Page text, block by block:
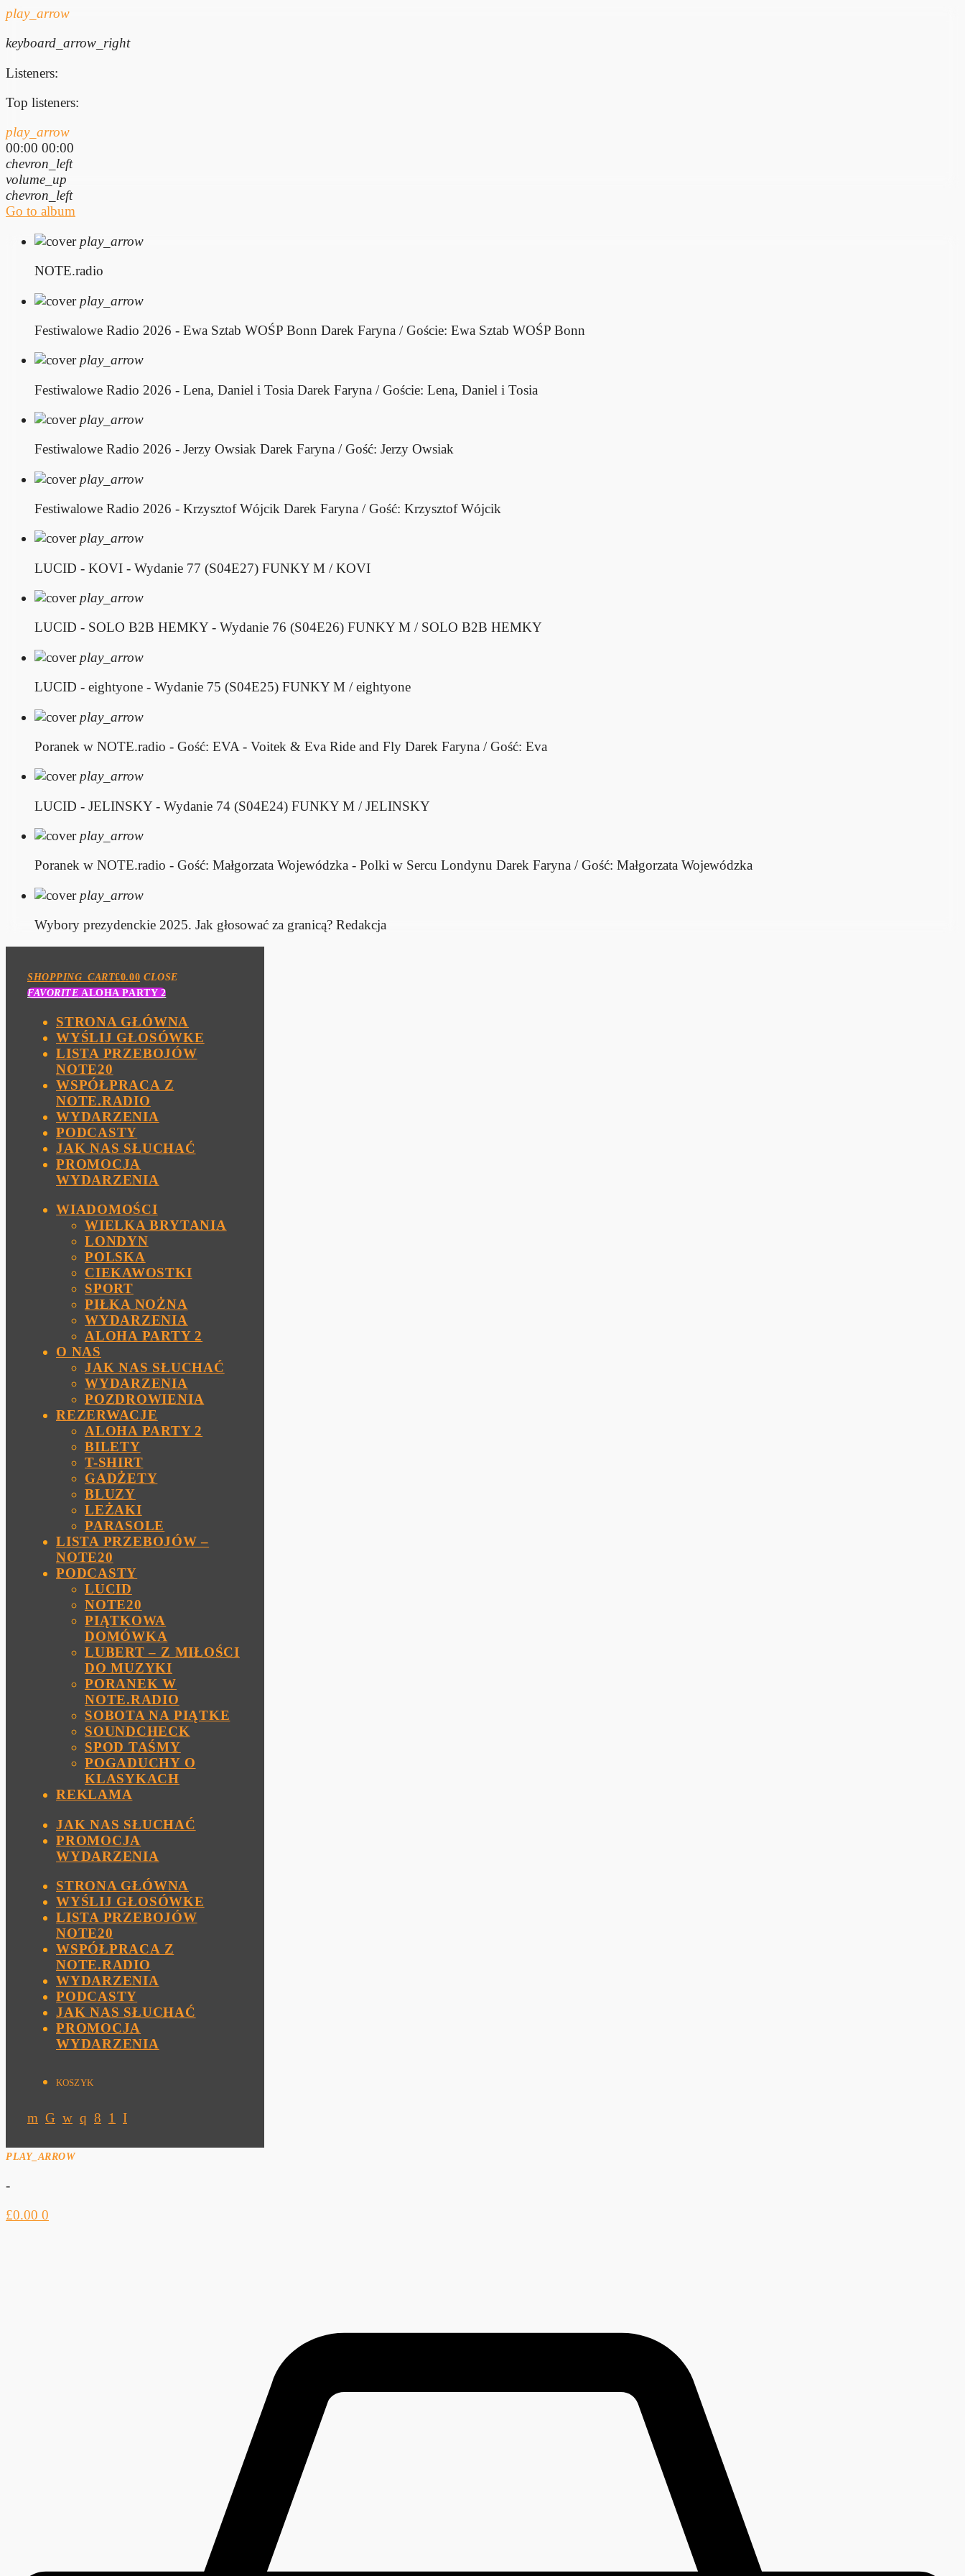
play_arrow
keyboard_arrow_right
Listeners:
Top listeners:
play_arrow
00:00 00:00
chevron_left
volume_up
chevron_left
Go to album
play_arrow
NOTE.radio
play_arrow
Festiwalowe Radio 2026 - Ewa Sztab WOŚP Bonn Darek Faryna / Goście: Ewa Sztab WOŚP Bonn
play_arrow
Festiwalowe Radio 2026 - Lena, Daniel i Tosia Darek Faryna / Goście: Lena, Daniel i Tosia
play_arrow
Festiwalowe Radio 2026 - Jerzy Owsiak Darek Faryna / Gość: Jerzy Owsiak
play_arrow
Festiwalowe Radio 2026 - Krzysztof Wójcik Darek Faryna / Gość: Krzysztof Wójcik
play_arrow
LUCID - KOVI - Wydanie 77 (S04E27) FUNKY M / KOVI
play_arrow
LUCID - SOLO B2B HEMKY - Wydanie 76 (S04E26) FUNKY M / SOLO B2B HEMKY
play_arrow
LUCID - eightyone - Wydanie 75 (S04E25) FUNKY M / eightyone
play_arrow
Poranek w NOTE.radio - Gość: EVA - Voitek & Eva Ride and Fly Darek Faryna / Gość: Eva
play_arrow
LUCID - JELINSKY - Wydanie 74 (S04E24) FUNKY M / JELINSKY
play_arrow
Poranek w NOTE.radio - Gość: Małgorzata Wojewódzka - Polki w Sercu Londynu Darek Faryna / Gość: Małgorzata Wojewódzka
play_arrow
Wybory prezydenckie 2025. Jak głosować za granicą? Redakcja
SHOPPING_CART£0.00 CLOSE
FAVORITE ALOHA PARTY 2
STRONA GŁÓWNA
WYŚLIJ GŁOSÓWKE
LISTA PRZEBOJÓW
NOTE20
WSPÓŁPRACA Z
NOTE.RADIO
WYDARZENIA
PODCASTY
JAK NAS SŁUCHAĆ
PROMOCJA
WYDARZENIA
WIADOMOŚCI
WIELKA BRYTANIA
LONDYN
POLSKA
CIEKAWOSTKI
SPORT
PIŁKA NOŻNA
WYDARZENIA
ALOHA PARTY 2
O NAS
JAK NAS SŁUCHAĆ
WYDARZENIA
POZDROWIENIA
REZERWACJE
ALOHA PARTY 2
BILETY
T-SHIRT
GADŻETY
BLUZY
LEŻAKI
PARASOLE
LISTA PRZEBOJÓW –
NOTE20
PODCASTY
LUCID
NOTE20
PIĄTKOWA
DOMÓWKA
LUBERT – Z MIŁOŚCI
DO MUZYKI
PORANEK W
NOTE.RADIO
SOBOTA NA PIĄTKE
SOUNDCHECK
SPOD TAŚMY
POGADUCHY O
KLASYKACH
REKLAMA
JAK NAS SŁUCHAĆ
PROMOCJA
WYDARZENIA
STRONA GŁÓWNA
WYŚLIJ GŁOSÓWKE
LISTA PRZEBOJÓW
NOTE20
WSPÓŁPRACA Z
NOTE.RADIO
WYDARZENIA
PODCASTY
JAK NAS SŁUCHAĆ
PROMOCJA
WYDARZENIA
KOSZYK
PLAY_ARROW
-
£0.00 0